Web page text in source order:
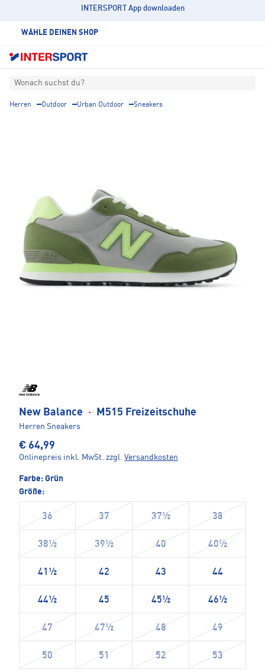
INTERSPORT App downloaden
WÄHLE DEINEN SHOP
Wonach suchst du?
Herren Outdoor Urban Outdoor Sneakers
New Balance · M515 Freizeitschuhe
Herren Sneakers
€ 64,99
Onlinepreis inkl. MwSt. zzgl. Versandkosten
Farbe: Grün
Größe:
36 37 37½ 38
38½ 39½ 40 40½
41½ 42 43 44
44½ 45 45½ 46½
47 47½ 48 49
50 51 52 53